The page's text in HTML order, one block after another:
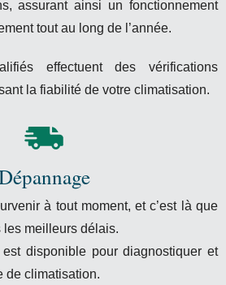
assurant ainsi un fonctionnement
tout au long de l’année.
effectuent des vérifications
la fiabilité de votre climatisation.
à tout moment, et c’est là que
meilleurs délais.
disponible pour diagnostiquer et
de climatisation.